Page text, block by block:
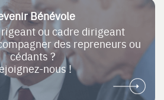
Bénévole
ou cadre dirigeant
des repreneurs ou
cédants ?
nous !